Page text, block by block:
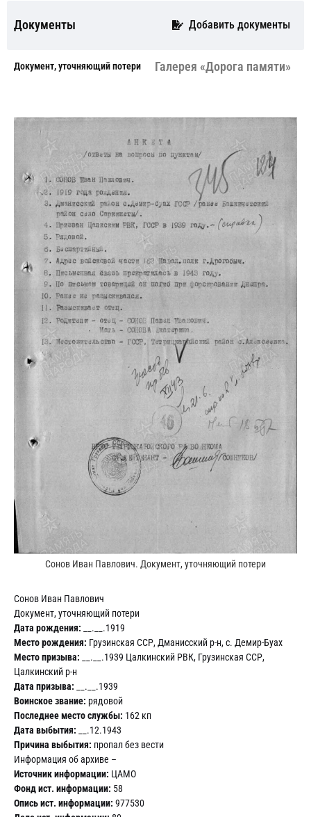
Документы Добавить документы
Документ, уточняющий потери Галерея «Дорога памяти»
Сонов Иван Павлович. Документ, уточняющий потери
Сонов Иван Павлович
Документ, уточняющий потери
Дата рождения: __.__.1919
Место рождения: Грузинская ССР, Дманисский р-н, с. Демир-Буах
Место призыва: __.__.1939 Цалкинский РВК, Грузинская ССР,
Цалкинский р-н
Дата призыва: __.__.1939
Воинское звание: рядовой
Последнее место службы: 162 кп
Дата выбытия: __.12.1943
Причина выбытия: пропал без вести
Информация об архиве –
Источник информации: ЦАМО
Фонд ист. информации: 58
Опись ист. информации: 977530